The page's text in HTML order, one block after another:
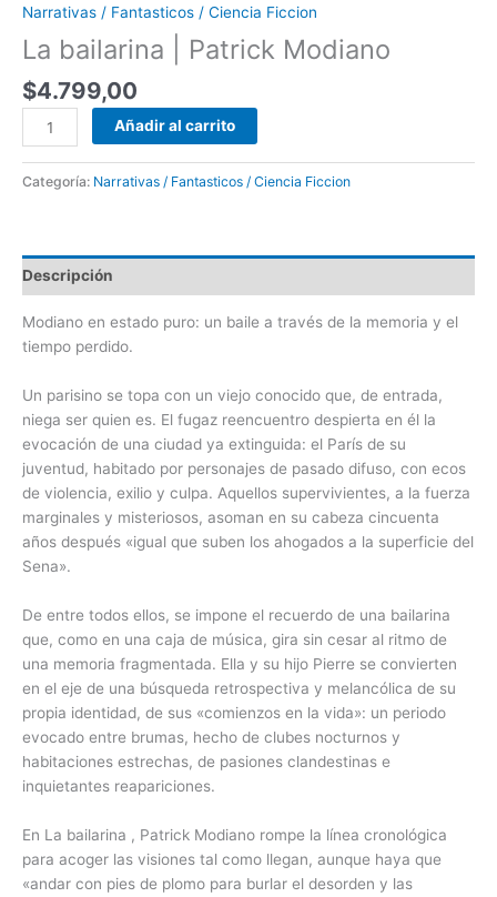
Narrativas / Fantasticos / Ciencia Ficcion
La bailarina | Patrick Modiano
$4.799,00
Añadir al carrito
Categoría: Narrativas / Fantasticos / Ciencia Ficcion
Descripción
Modiano en estado puro: un baile a través de la memoria y el
tiempo perdido.
Un parisino se topa con un viejo conocido que, de entrada,
niega ser quien es. El fugaz reencuentro despierta en él la
evocación de una ciudad ya extinguida: el París de su
juventud, habitado por personajes de pasado difuso, con ecos
de violencia, exilio y culpa. Aquellos supervivientes, a la fuerza
marginales y misteriosos, asoman en su cabeza cincuenta
años después «igual que suben los ahogados a la superficie del
Sena».
De entre todos ellos, se impone el recuerdo de una bailarina
que, como en una caja de música, gira sin cesar al ritmo de
una memoria fragmentada. Ella y su hijo Pierre se convierten
en el eje de una búsqueda retrospectiva y melancólica de su
propia identidad, de sus «comienzos en la vida»: un periodo
evocado entre brumas, hecho de clubes nocturnos y
habitaciones estrechas, de pasiones clandestinas e
inquietantes reapariciones.
En La bailarina , Patrick Modiano rompe la línea cronológica
para acoger las visiones tal como llegan, aunque haya que
«andar con pies de plomo para burlar el desorden y las